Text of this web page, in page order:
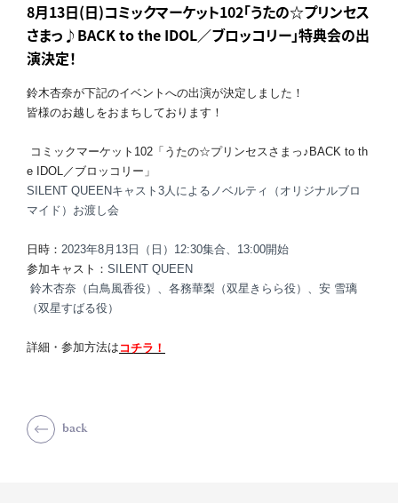
8月13日(日)コミックマーケット102「うたの☆プリンセス
さまっ♪BACK to the IDOL／ブロッコリー」特典会の出
演決定！
鈴木杏奈が下記のイベントへの出演が決定しました！
皆様のお越しをおまちしております！
コミックマーケット102「うたの☆プリンセスさまっ♪BACK to th
e IDOL／ブロッコリー」
SILENT QUEENキャスト3人によるノベルティ（オリジナルブロ
マイド）お渡し会
日時： 2023年8月13日（日）12:30集合、13:00開始
参加キャスト： SILENT QUEEN
鈴木杏奈（白鳥風香役）、各務華梨（双星きらら役）、安 雪璃
（双星すばる役）
詳細・参加方法は コチラ！
back